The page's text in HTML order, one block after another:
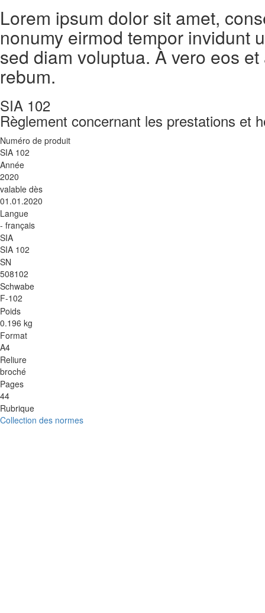
Lorem ipsum dolor sit amet,
nonumy eirmod tempor invidunt
sed diam voluptua. À vero eos
rebum.
SIA 102
Règlement concernant les prestations et
Numéro de produit
SIA 102
Année
2020
valable dès
01.01.2020
Langue
- français
SIA
SIA 102
SN
508102
Schwabe
F-102
Poids
0.196 kg
Format
A4
Reliure
broché
Pages
44
Rubrique
Collection des normes